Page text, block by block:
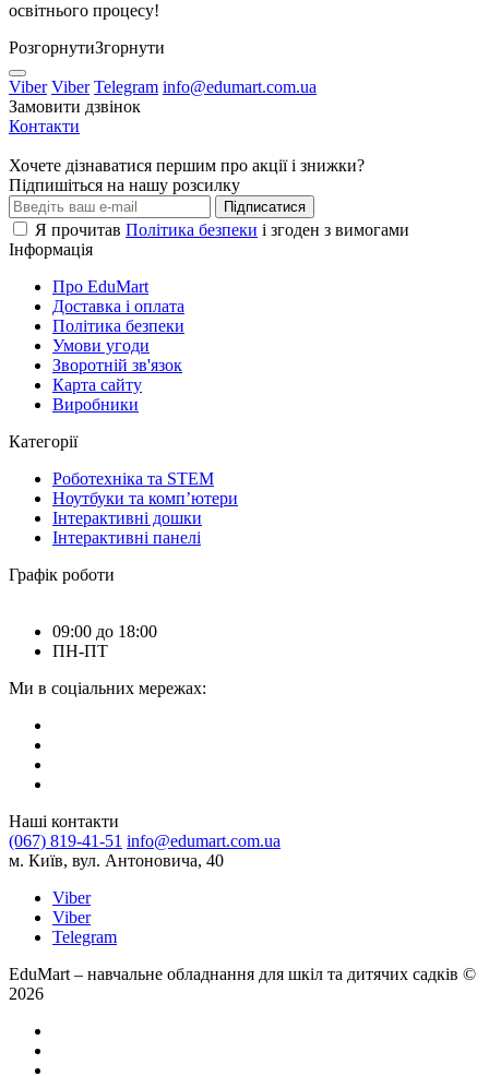
освітнього процесу!
РозгорнутиЗгорнути
Viber Viber Telegram info@edumart.com.ua
Замовити дзвінок
Контакти
Хочете дізнаватися першим про акції і знижки?
Підпишіться на нашу розсилку
Підписатися
Я прочитав Політика безпеки і згоден з вимогами
Інформація
Про EduMart
Доставка і оплата
Політика безпеки
Умови угоди
Зворотній зв'язок
Карта сайту
Виробники
Категорії
Роботехніка та STEM
Ноутбуки та комп’ютери
Інтерактивні дошки
Інтерактивні панелі
Графік роботи
09:00 до 18:00
ПН-ПТ
Ми в соціальних мережах:
Наші контакти
(067) 819-41-51 info@edumart.com.ua
м. Київ, вул. Антоновича, 40
Viber
Viber
Telegram
EduMart – навчальне обладнання для шкіл та дитячих садків ©
2026